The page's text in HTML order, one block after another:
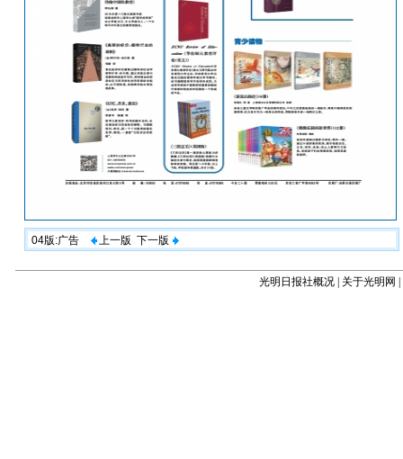
04版:广告 上一版 下一版
光明日报社概况 关于光明网